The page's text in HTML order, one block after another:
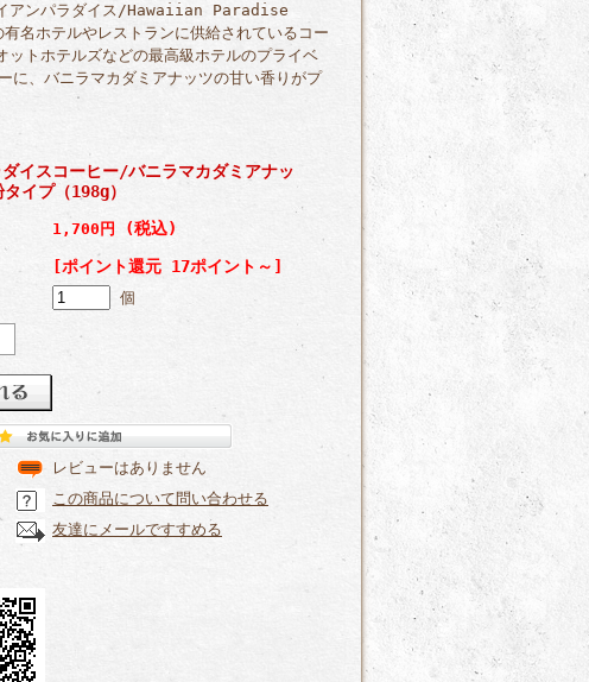
イアンパラダイス/Hawaiian Paradise
名ホテルやレストランに供給されているコー
ットホテルズなどの最高級ホテルのプライベ
に、バニラマカダミアナッツの甘い香りがプ
イスコーヒー/バニラマカダミアナッ
イプ（198g）
1,700円
(税込)
[ポイント還元 17ポイント～]
個
レビューはありません
この商品について問い合わせる
友達にメールですすめる